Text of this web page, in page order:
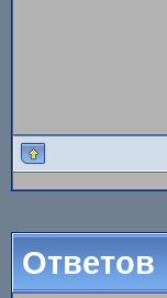
Ответов